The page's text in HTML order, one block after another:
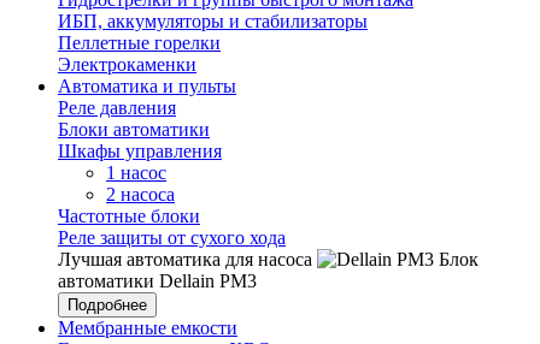
ИБП, аккумуляторы и стабилизаторы
Пеллетные горелки
Электрокаменки
Автоматика и пульты
Реле давления
Блоки автоматики
Шкафы управления
1 насос
2 насоса
Частотные блоки
Реле защиты от сухого хода
Лучшая автоматика для насоса
Блок
автоматики Dellain PM3
Подробнее
Мембранные емкости